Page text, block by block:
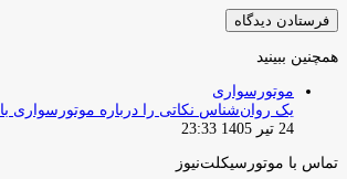
همچنین ببینید
موتورسواری
یک روان‌شناس نکاتی را درباره موتورسواری
24 تیر 1405 23:33
تماس با موتورسیکلت‌نیوز